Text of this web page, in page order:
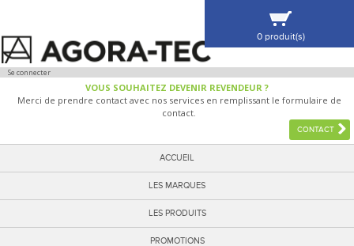
Se connecter
VOUS SOUHAITEZ DEVENIR REVENDEUR ?
Merci de prendre contact avec nos services en remplissant le formulaire de
contact.
CONTACT
ACCUEIL
LES MARQUES
LES PRODUITS
PROMOTIONS
0 produit(s)
VOIR MA SÉLECTION